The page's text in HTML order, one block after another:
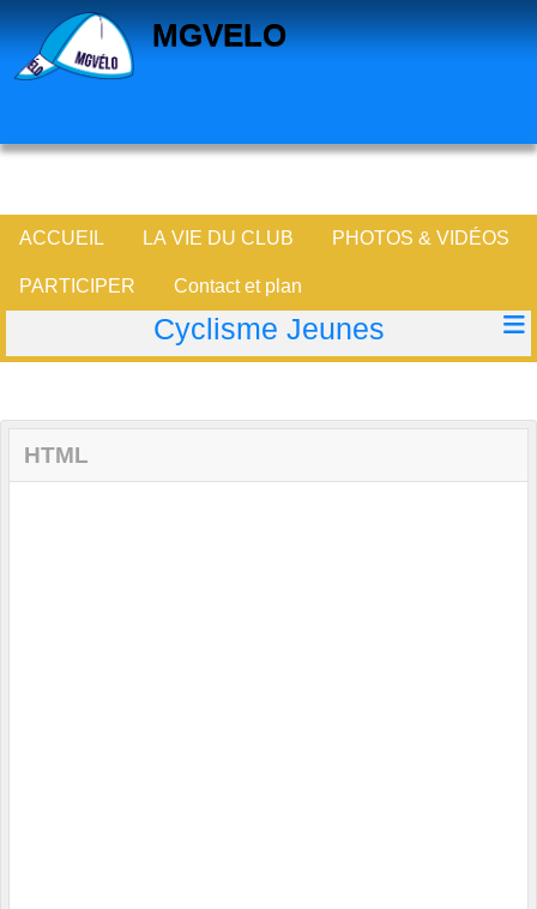
MGVELO
ACCUEIL LA VIE DU CLUB PHOTOS & VIDÉOS
PARTICIPER Contact et plan
Cyclisme Jeunes
HTML
Panneau de gestion des cookies